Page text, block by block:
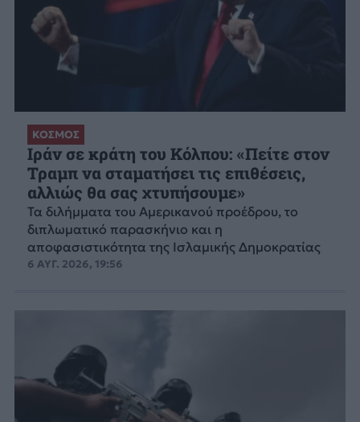
ΚΟΣΜΟΣ
Ιράν σε κράτη του Κόλπου: «Πείτε στον
Τραμπ να σταματήσει τις επιθέσεις,
αλλιώς θα σας χτυπήσουμε»
Τα διλήμματα του Αμερικανού προέδρου, το
διπλωματικό παρασκήνιο και η
αποφασιστικότητα της Ισλαμικής Δημοκρατίας
6 ΑΥΓ. 2026, 19:56